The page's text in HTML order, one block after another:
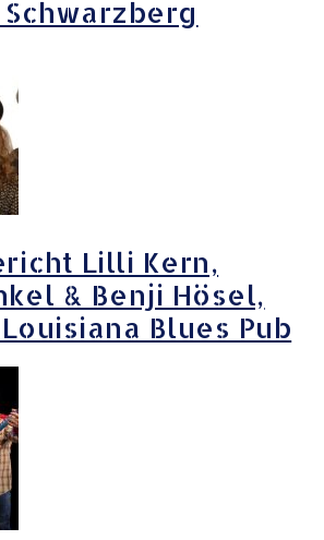
Schwarzberg
Lilli Kern,
& Benji Hösel,
Louisiana Blues Pub